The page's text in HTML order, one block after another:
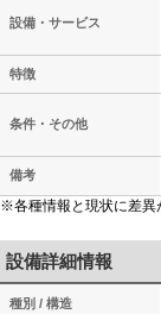
設備・サービス
特徴
条件・その他
備考
※各種情報と現状に差異
設備詳細情報
種別 / 構造